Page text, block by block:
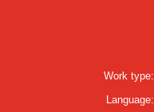
Work type:
Language: